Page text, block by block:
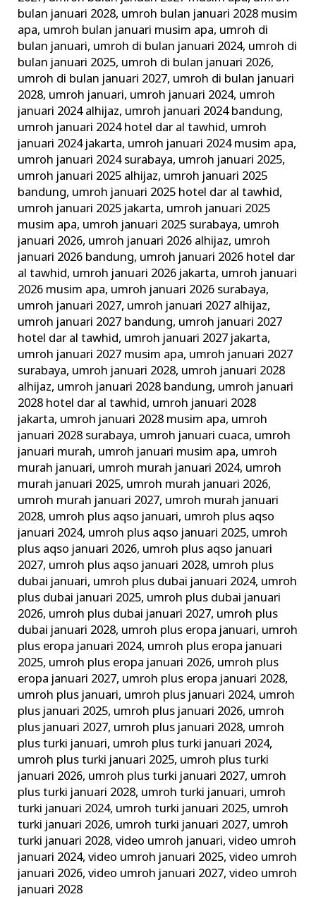
bulan januari 2028, umroh bulan januari 2028 musim
apa, umroh bulan januari musim apa, umroh di
bulan januari, umroh di bulan januari 2024, umroh di
bulan januari 2025, umroh di bulan januari 2026,
umroh di bulan januari 2027, umroh di bulan januari
2028, umroh januari, umroh januari 2024, umroh
januari 2024 alhijaz, umroh januari 2024 bandung,
umroh januari 2024 hotel dar al tawhid, umroh
januari 2024 jakarta, umroh januari 2024 musim apa,
umroh januari 2024 surabaya, umroh januari 2025,
umroh januari 2025 alhijaz, umroh januari 2025
bandung, umroh januari 2025 hotel dar al tawhid,
umroh januari 2025 jakarta, umroh januari 2025
musim apa, umroh januari 2025 surabaya, umroh
januari 2026, umroh januari 2026 alhijaz, umroh
januari 2026 bandung, umroh januari 2026 hotel dar
al tawhid, umroh januari 2026 jakarta, umroh januari
2026 musim apa, umroh januari 2026 surabaya,
umroh januari 2027, umroh januari 2027 alhijaz,
umroh januari 2027 bandung, umroh januari 2027
hotel dar al tawhid, umroh januari 2027 jakarta,
umroh januari 2027 musim apa, umroh januari 2027
surabaya, umroh januari 2028, umroh januari 2028
alhijaz, umroh januari 2028 bandung, umroh januari
2028 hotel dar al tawhid, umroh januari 2028
jakarta, umroh januari 2028 musim apa, umroh
januari 2028 surabaya, umroh januari cuaca, umroh
januari murah, umroh januari musim apa, umroh
murah januari, umroh murah januari 2024, umroh
murah januari 2025, umroh murah januari 2026,
umroh murah januari 2027, umroh murah januari
2028, umroh plus aqso januari, umroh plus aqso
januari 2024, umroh plus aqso januari 2025, umroh
plus aqso januari 2026, umroh plus aqso januari
2027, umroh plus aqso januari 2028, umroh plus
dubai januari, umroh plus dubai januari 2024, umroh
plus dubai januari 2025, umroh plus dubai januari
2026, umroh plus dubai januari 2027, umroh plus
dubai januari 2028, umroh plus eropa januari, umroh
plus eropa januari 2024, umroh plus eropa januari
2025, umroh plus eropa januari 2026, umroh plus
eropa januari 2027, umroh plus eropa januari 2028,
umroh plus januari, umroh plus januari 2024, umroh
plus januari 2025, umroh plus januari 2026, umroh
plus januari 2027, umroh plus januari 2028, umroh
plus turki januari, umroh plus turki januari 2024,
umroh plus turki januari 2025, umroh plus turki
januari 2026, umroh plus turki januari 2027, umroh
plus turki januari 2028, umroh turki januari, umroh
turki januari 2024, umroh turki januari 2025, umroh
turki januari 2026, umroh turki januari 2027, umroh
turki januari 2028,video umroh januari,video umroh
januari 2024,video umroh januari 2025,video umroh
januari 2026,video umroh januari 2027,video umroh
januari 2028